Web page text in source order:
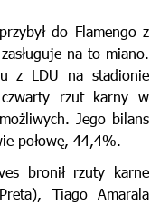
do Flamengo z
na to miano.
z LDU na stadionie
czwarty rzut karny w
Jego bilans
połowę, 44,4%.
bronił rzuty karne
Tiago Amarala